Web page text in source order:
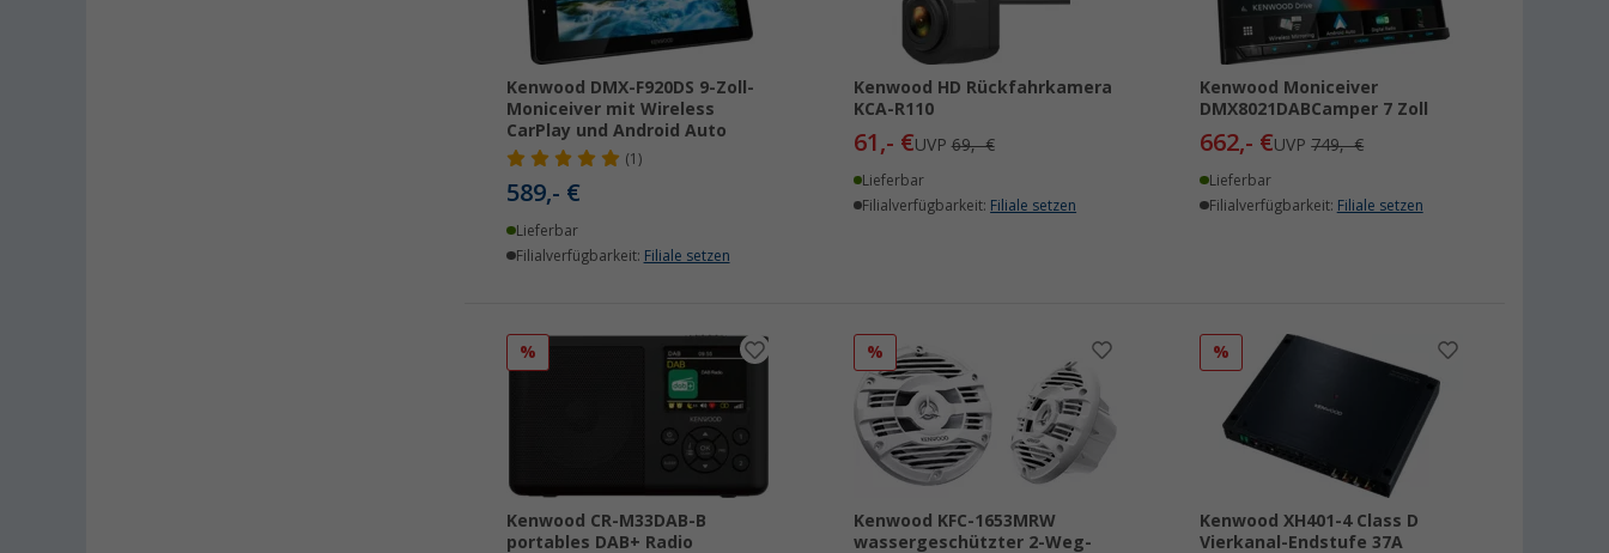
Kenwood DMX-F920DS 9-Zoll-
Moniceiver mit Wireless
CarPlay und Android Auto
(1)
589,- €
Lieferbar
Filialverfügbarkeit: Filiale setzen
Kenwood HD Rückfahrkamera
KCA-R110
61,- €UVP69,- €
Lieferbar
Filialverfügbarkeit: Filiale setzen
Kenwood Moniceiver
DMX8021DABCamper 7 Zoll
662,- €UVP749,- €
Lieferbar
Filialverfügbarkeit: Filiale setzen
%
Kenwood CR-M33DAB-B
portables DAB+ Radio
%
Kenwood KFC-1653MRW
wassergeschützter 2-Weg-
%
Kenwood XH401-4 Class D
Vierkanal-Endstufe 37A